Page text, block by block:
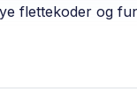
flettekoder og